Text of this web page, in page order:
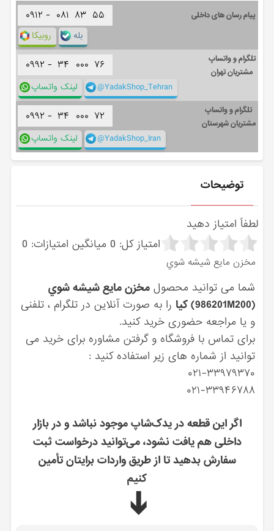
پیام رسان های داخلی ۰۹۱۲ - ۰۸۱ ۸۳ ۵۵
روبیکا بله
تلگرام و واتساپ
مشتریان تهران
۰۹۹۲ - ۳۴ ۰۰۰ ۷۶
لینک واتساپ @YadakShop_Tehran
تلگرام و واتساپ
مشتریان شهرستان
۰۹۹۲ - ۳۴ ۰۰۰ ۷۲
لینک واتساپ @YadakShop_Iran
توضیحات
لطفاً امتیاز دهید
امتیاز کل: 0 میانگین امتیازات: 0
مخزن مايع شيشه شوي
شما می توانید محصولمخزن مايع شيشه شوي
(986201M200) کیا
را به صورت آنلاین در تلگرام ، تلفنی
و یا مراجعه حضوری خرید کنید.
برای تماس با فروشگاه و گرفتن مشاوره برای خرید می
توانید از شماره های زیر استفاده کنید :
۰۲۱-۳۳۹۷۹۳۷۰
۰۲۱-۳۳۹۴۶۷۸۸
اگر این قطعه در یدک‌شاپ موجود نباشد و در بازار
داخلی هم یافت نشود، می‌توانید درخواست ثبت
سفارش بدهید تا از طریق واردات برایتان تأمین
کنیم
➔